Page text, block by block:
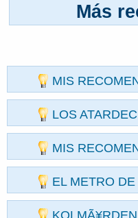
Más
MIS
LOS
MIS
EL METRO